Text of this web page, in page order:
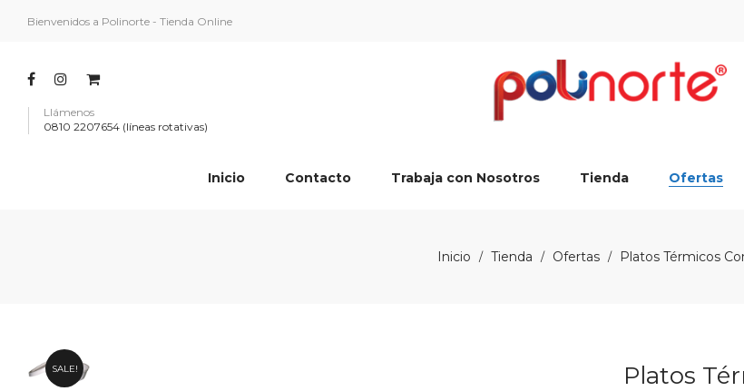
Bienvenidos a Polinorte - Tienda Online
Llámenos
0810 2207654 (líneas rotativas)
Inicio Contacto Trabaja con Nosotros Tienda Ofertas
Inicio / Tienda / Ofertas / Platos Térmicos
SALE! Platos